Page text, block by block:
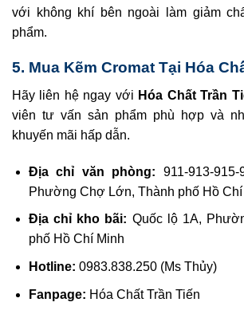
với không khí bên ngoài làm giảm
phẩm.
5. Mua Kẽm Cromat Tại Hóa
Hãy liên hệ ngay với Hóa Chất Trần
viên tư vấn sản phẩm phù hợp và
khuyến mãi hấp dẫn.
Địa chỉ văn phòng: 911-913-
Phường Chợ Lớn, Thành phố Hồ Chí
Địa chỉ kho bãi: Quốc lộ 1A,
phố Hồ Chí Minh
Hotline: 0983.838.250 (Ms Thủy)
Fanpage: Hóa Chất Trần Tiến